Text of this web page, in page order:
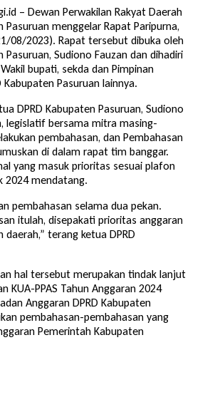
– Dewan Perwakilan Rakyat Daerah
Pasuruan menggelar Rapat Paripurna,
08/2023). Rapat tersebut dibuka oleh
Pasuruan, Sudiono Fauzan dan dihadiri
bupati, sekda dan Pimpinan
Pasuruan lainnya.
DPRD Kabupaten Pasuruan, Sudiono
legislatif bersama mitra masing-
pembahasan, dan Pembahasan
di dalam rapat tim banggar.
yang masuk prioritas sesuai plafon
2024 mendatang.
pembahasan selama dua pekan.
itulah, disepakati prioritas anggaran
terang ketua DPRD
hal tersebut merupakan tindak lanjut
KUA-PPAS Tahun Anggaran 2024
Anggaran DPRD Kabupaten
pembahasan-pembahasan yang
Pemerintah Kabupaten